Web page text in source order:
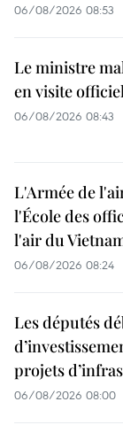
06/08/2026 08:53
Le ministre
en visite
06/08/2026 08:43
L'Armée de
l'École des
l'air du
06/08/2026 08:24
Les députés
projets
06/08/2026 08:00